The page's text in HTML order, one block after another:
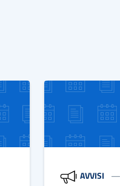
AVVISI